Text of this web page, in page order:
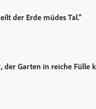
der Erde müdes Tal."
der Garten in reiche Fülle